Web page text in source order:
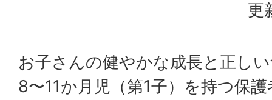
更
お子さんの健やかな成長と正し
8〜11か月児（第1子）を持つ保